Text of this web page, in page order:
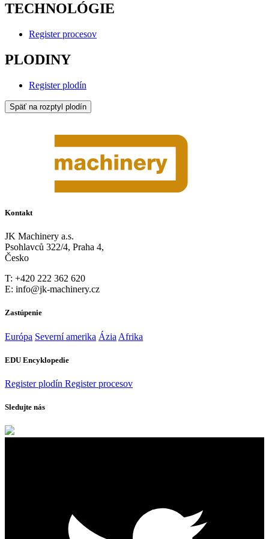
TECHNOLÓGIE
Register procesov
PLODINY
Register plodín
Späť na rozptyl plodín
Kontakt
JK Machinery a.s.
Psohlavců 322/4, Praha 4,
Česko
T: +420 222 362 620
E: info@jk-machinery.cz
Zastúpenie
Európa Severní amerika Ázia Afrika
EDU Encyklopedie
Register plodín Register procesov
Sledujte nás